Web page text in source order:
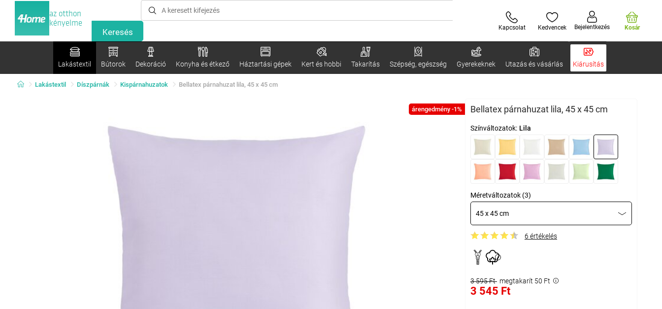
az otthon
kényelme
Kapcsolat Kedvencek Bejelentkezés Kosár
Lakástextil Bútorok Dekoráció Konyha és étkező Háztartási gépek Kert és hobbi Takarítás Szépség, egészség Gyerekeknek Utazás és vásárlás Kiárusítás
Lakástextil Díszpárnák Kispárnahuzatok Bellatex párnahuzat lila, 45 x 45 cm
árengedmény -1% Bellatex párnahuzat lila, 45 x 45 cm
Színváltozatok: Lila
Méretváltozatok (3)
45 x 45 cm
6 értékelés
3 595 Ft megtakarít 50 Ft
3 545 Ft